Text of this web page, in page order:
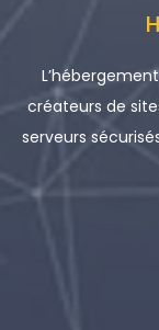
créateurs de
serveurs